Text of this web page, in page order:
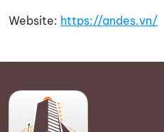
Website: https://andes.vn/